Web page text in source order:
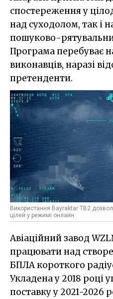
спостереження у
над суходолом, так і
пошуково-
Програма перебуває
виконавців, наразі
претенденти.
Використання Bayraktar TB2
цілей у режимі онлайн
Авіаційний завод
працювати над
БПЛА короткого
Укладена у 2018 році
поставку у 2021-2026